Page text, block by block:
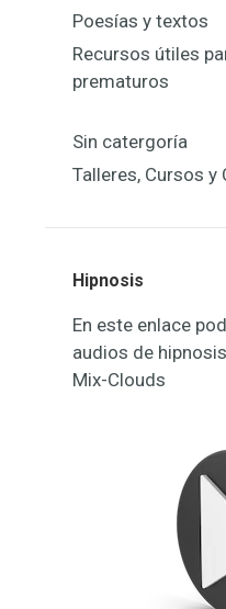
Poesías y textos
Recursos útiles
prematuros
Sin catergoría
Talleres, Cursos y
Hipnosis
En este enlace
audios de
Mix-Clouds